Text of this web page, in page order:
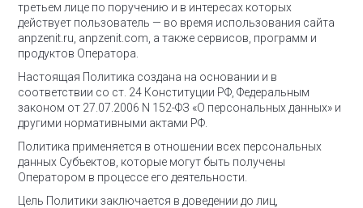
третьем лице по поручению и в интересах которых
действует пользователь — во время использования сайта
anpzenit.ru, anpzenit.com, а также сервисов, программ и
продуктов Оператора.
Настоящая Политика создана на основании и в
соответствии со ст. 24 Конституции РФ, Федеральным
законом от 27.07.2006 N 152-ФЗ «О персональных данных» и
другими нормативными актами РФ.
Политика применяется в отношении всех персональных
данных Субъектов, которые могут быть получены
Оператором в процессе его деятельности.
Цель Политики заключается в доведении до лиц,